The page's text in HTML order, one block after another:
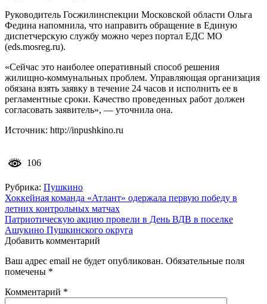
Руководитель Госжилинспекции Московской области Ольга
Федина напомнила, что направить обращение в Единую
диспетчерскую службу можно через портал ЕДС МО
(eds.mosreg.ru).
«Сейчас это наиболее оперативный способ решения
жилищно-коммунальных проблем. Управляющая организация
обязана взять заявку в течение 24 часов и исполнить ее в
регламентные сроки. Качество проведенных работ должен
согласовать заявитель», — уточнила она.
Источник: http://inpushkino.ru
106
Рубрика: Пушкино
Навигация
по
записям
Хоккейная команда «Атлант» одержала первую победу в
летних контрольных матчах
Патриотическую акцию провели в День ВДВ в поселке
Ашукино Пушкинского округа
Добавить комментарий
Ваш адрес email не будет опубликован. Обязательные поля
помечены *
Комментарий *